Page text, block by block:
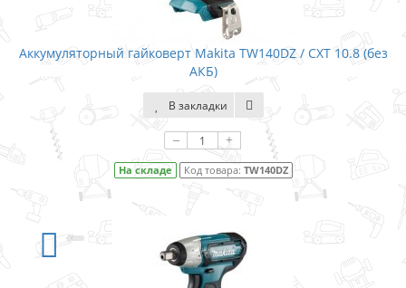
Аккумуляторный гайковерт Makita TW140DZ / CXT 10.8 (без
АКБ)
В закладки
– +
На складе Код товара: TW140DZ